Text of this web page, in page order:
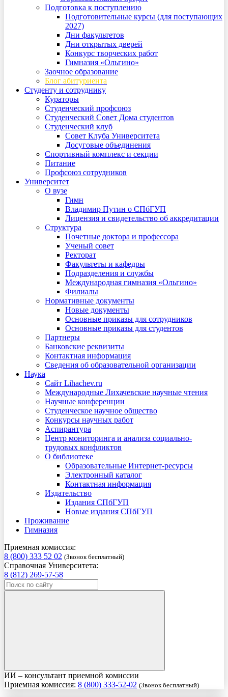
Подготовка к поступлению
Подготовительные курсы (для поступающих
2027)
Дни факультетов
Дни открытых дверей
Конкурс творческих работ
Гимназия «Ольгино»
Заочное образование
Блог абитуриента
Студенту и сотруднику
Кураторы
Студенческий профсоюз
Студенческий Совет Дома студентов
Студенческий клуб
Совет Клуба Университета
Досуговые объединения
Спортивный комплекс и секции
Питание
Профсоюз сотрудников
Университет
О вузе
Гимн
Владимир Путин о СПбГУП
Лицензия и свидетельство об аккредитации
Структура
Почетные доктора и профессора
Ученый совет
Ректорат
Факультеты и кафедры
Подразделения и службы
Международная гимназия «Ольгино»
Филиалы
Нормативные документы
Новые документы
Основные приказы для сотрудников
Основные приказы для студентов
Партнеры
Банковские реквизиты
Контактная информация
Сведения об образовательной организации
Наука
Сайт Lihachev.ru
Международные Лихачевские научные чтения
Научные конференции
Студенческое научное общество
Конкурсы научных работ
Аспирантура
Центр мониторинга и анализа социально-
трудовых конфликтов
О библиотеке
Образовательные Интернет-ресурсы
Электронный каталог
Контактная информация
Издательство
Издания СПбГУП
Новые издания СПбГУП
Проживание
Гимназия
Приемная комиссия:
8 (800) 333 52 02 (Звонок бесплатный)
Справочная Университета:
8 (812) 269-57-58
ИИ – консультант приемной комиссии
Приемная комиссия: 8 (800) 333-52-02 (Звонок бесплатный)